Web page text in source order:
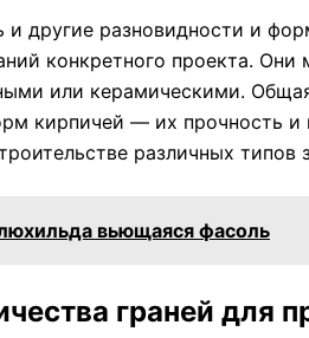
и другие разновидности и
конкретного проекта.
или керамическими.
кирпичей — их прочность и
различных типов
вьющаяся фасоль
граней для